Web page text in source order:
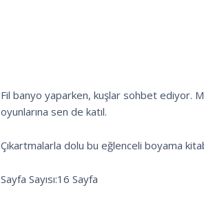
Fil banyo yaparken, kuşlar sohbet ediyor.
oyunlarına sen de katıl.
Çıkartmalarla dolu bu eğlenceli boyama
Sayfa Sayısı:16 Sayfa